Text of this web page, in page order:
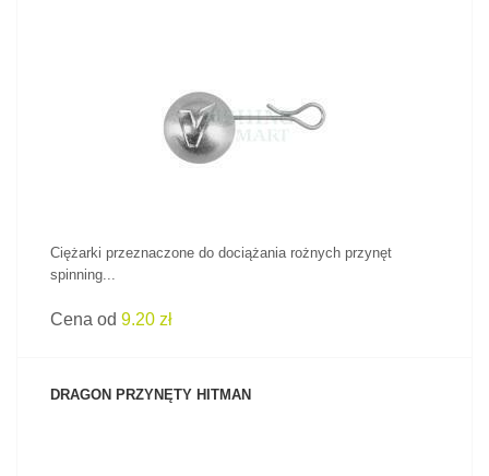
ZOBACZ PRODUKT
Ciężarki przeznaczone do dociążania rożnych przynęt
spinning...
Cena od 9.20 zł
DRAGON PRZYNĘTY HITMAN